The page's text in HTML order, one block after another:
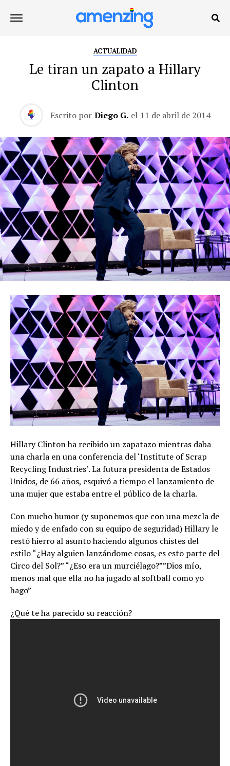
ACTUALIDAD
Le tiran un zapato a Hillary
Clinton
Escrito por Diego G. el 11 de abril de 2014
Hillary Clinton ha recibido un zapatazo mientras daba
una charla en una conferencia del ‘Institute of Scrap
Recycling Industries’. La futura presidenta de Estados
Unidos, de 66 años, esquivó a tiempo el lanzamiento de
una mujer que estaba entre el público de la charla.
Con mucho humor (y suponemos que con una mezcla de
miedo y de enfado con su equipo de seguridad) Hillary le
restó hierro al asunto haciendo algunos chistes del
estilo “¿Hay alguien lanzándome cosas, es esto parte del
Circo del Sol?” “¿Eso era un murciélago?””Dios mío,
menos mal que ella no ha jugado al softball como yo
hago”
¿Qué te ha parecido su reacción?